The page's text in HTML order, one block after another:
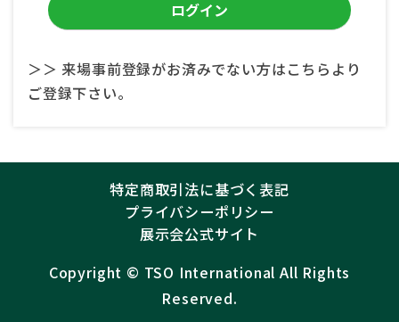
＞＞ 来場事前登録がお済みでない方はこちらより
ご登録下さい。
特定商取引法に基づく表記
プライバシーポリシー
展示会公式サイト
Copyright ©︎ TSO International All Rights
Reserved.